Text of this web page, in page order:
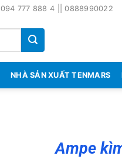
094 777 888 4 || 0888990022
NHÀ SẢN XUẤT TENMARS
Ampe